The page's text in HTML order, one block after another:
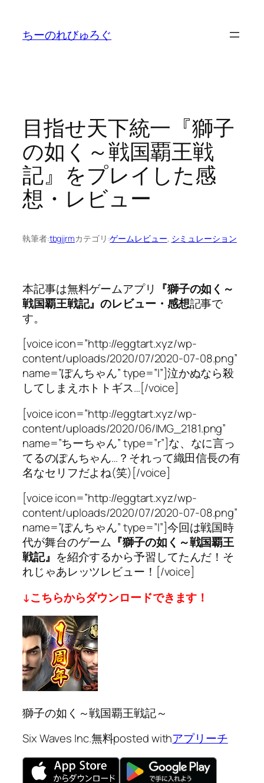
ちーのれびゅろぐ
目指せ天下統一『獅子
の如く～戦国覇王戦
記』をプレイした感
想・レビュー
執筆者:tbgjjrmカテゴリ:ゲームレビュー, シミュレーション
本記事は無料ゲームアプリ
『獅子の如く～
戦国覇王戦記』のレビュー・感想記事で
す。
[voice icon=”http://eggtart.xyz/wp-
content/uploads/2020/07/2020-07-08.png”
name=”ぽんちゃん” type=”l”]泣かぬなら殺
してしまえホトトギス…[/voice]
[voice icon=”http://eggtart.xyz/wp-
content/uploads/2020/06/IMG_2181.png”
name=”ちーちゃん” type=”r”]な、なに言っ
てるのぽんちゃん…？それって織田信長の有
名なセリフだよね(笑)[/voice]
[voice icon=”http://eggtart.xyz/wp-
content/uploads/2020/07/2020-07-08.png”
name=”ぽんちゃん” type=”l”]今回は戦国時
代が舞台のゲーム 『獅子の如く～戦国覇王
戦記』 を紹介するから予習してたんだ！そ
れじゃあレッツレビュー！[/voice]
↓こちらからダウンロードできます！
獅子の如く～戦国覇王戦記～
Six Waves Inc.無料posted withアプリーチ